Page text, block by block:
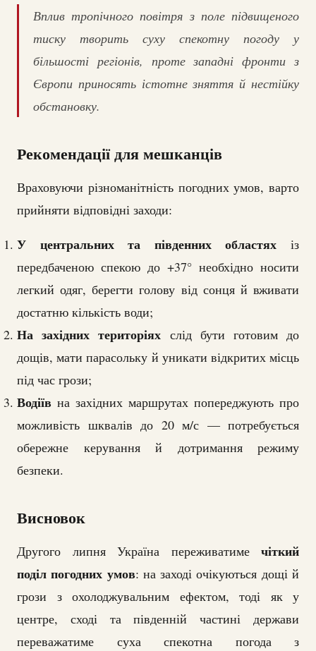
Вплив тропічного повітря з поле підвищеного
тиску творить суху спекотну погоду у
більшості регіонів, проте западні фронти з
Європи приносять істотне зняття й нестійку
обстановку.
Рекомендації для мешканців
Враховуючи різноманітність погодних умов, варто
прийняти відповідні заходи:
У центральних та південних областях із
передбаченою спекою до +37° необхідно носити
легкий одяг, берегти голову від сонця й вживати
достатню кількість води;
На західних територіях слід бути готовим до
дощів, мати парасольку й уникати відкритих місць
під час грози;
Водіїв на західних маршрутах попереджують про
можливість шквалів до 20 м/с — потребується
обережне керування й дотримання режиму
безпеки.
Висновок
Другого липня Україна переживатиме чіткий
поділ погодних умов: на заході очікуються дощі й
грози з охолоджувальним ефектом, тоді як у
центре, сході та південній частині держави
переважатиме суха спекотна погода з